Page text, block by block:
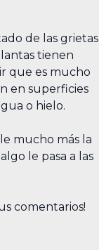
de las grietas
tienen
que es mucho
en superficies
o hielo.
mucho más la
le pasa a las
comentarios!